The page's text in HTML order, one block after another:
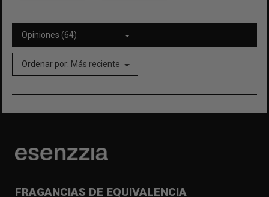
Opiniones (64)
Ordenar por: Más reciente
FRAGANCIAS DE EQUIVALENCIA